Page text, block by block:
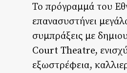
Το πρόγραμμά του
επανασυστήνει
συμπράξεις με
Court Theatre,
εξωστρέφεια,